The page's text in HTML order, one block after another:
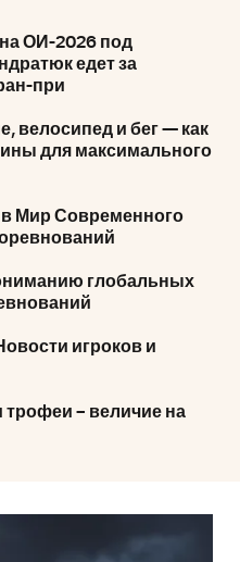
ОИ-2026 под
едет за
при
велосипед и бег — как
для максимального
в Мир Современного
глобальных
игроков и
– величие на